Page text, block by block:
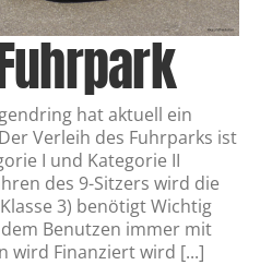
hat aktuell ein
Verleih des Fuhrparks ist
I und Kategorie II
des 9-Sitzers wird die
3) benötigt Wichtig
Benutzen immer mit
wird Finanziert wird [...]